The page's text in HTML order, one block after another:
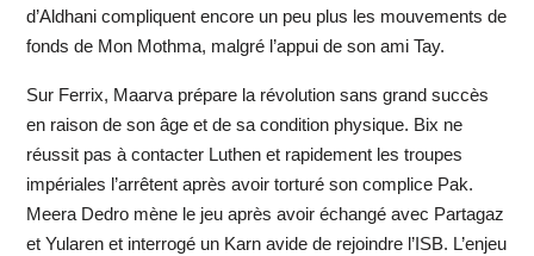
d’Aldhani compliquent encore un peu plus les mouvements de
fonds de Mon Mothma, malgré l’appui de son ami Tay.
Sur Ferrix, Maarva prépare la révolution sans grand succès
en raison de son âge et de sa condition physique. Bix ne
réussit pas à contacter Luthen et rapidement les troupes
impériales l’arrêtent après avoir torturé son complice Pak.
Meera Dedro mène le jeu après avoir échangé avec Partagaz
et Yularen et interrogé un Karn avide de rejoindre l’ISB. L’enjeu